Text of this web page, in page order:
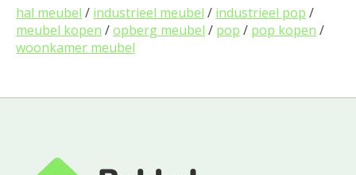
hal meubel / industrieel meubel / industrieel pop /
meubel kopen /opberg meubel / pop / pop kopen /
woonkamer meubel